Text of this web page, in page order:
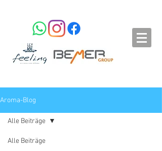
Aroma-Blog
Alle Beiträge
Alle Beiträge